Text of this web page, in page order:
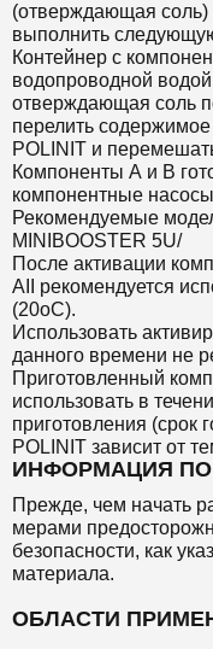
(отверждающая соль)
выполнить
Контейнер с
водопроводной водой
отверждающая соль
перелить
POLINIT и
Компоненты А и В
компонентные
Рекомендуемые
MINIBOOSTER 5U/
После активации
АII рекомендуется
(20оС).
Использовать
данного времени не
Приготовленный
использовать в
приготовления (срок
POLINIT зависит от
ИНФОРМАЦИЯ ПО
Прежде, чем начать
мерами
безопасности, как
материала.
ОБЛАСТИ